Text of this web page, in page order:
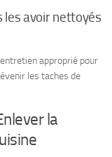
les avoir nettoyés
approprié pour
les taches de
la